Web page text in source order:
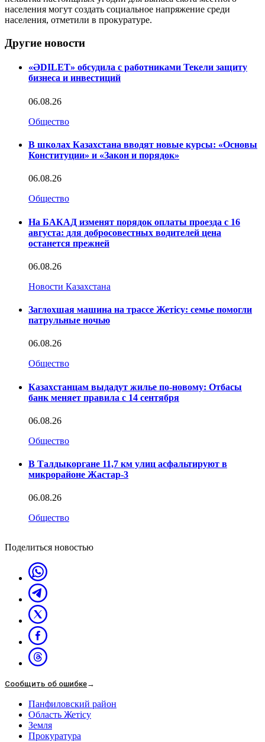
населения могут создать социальное напряжение среди
населения, отметили в прокуратуре.
Другие новости
«ӘDILET» обсудила с работниками Текели защиту
бизнеса и инвестиций
06.08.26
Общество
В школах Казахстана вводят новые курсы: «Основы
Конституции» и «Закон и порядок»
06.08.26
Общество
На БАКАД изменят порядок оплаты проезда с 16
августа: для добросовестных водителей цена
останется прежней
06.08.26
Новости Казахстана
Заглохшая машина на трассе Жетісу: семье помогли
патрульные ночью
06.08.26
Общество
Казахстанцам выдадут жилье по-новому: Отбасы
банк меняет правила с 14 сентября
06.08.26
Общество
В Талдыкоргане 11,7 км улиц асфальтируют в
микрорайоне Жастар-3
06.08.26
Общество
Поделиться новостью
Сообщить об ошибке→
Панфиловский район
Область Жетісу
Земля
Прокуратура